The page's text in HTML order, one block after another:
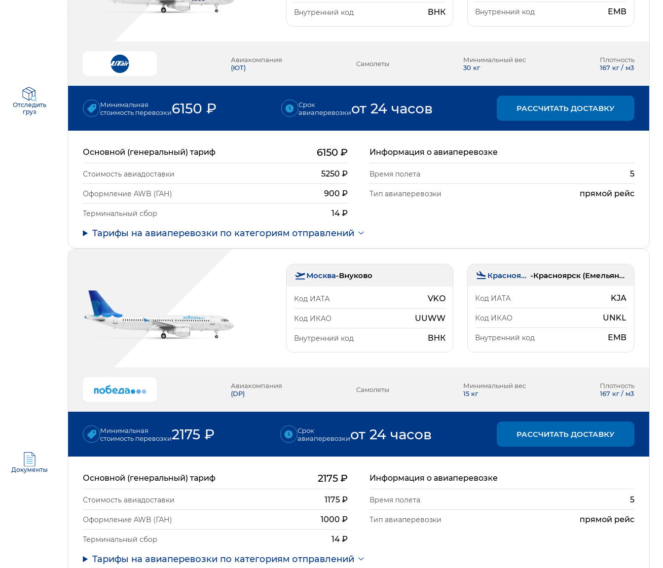
Отследить
груз
Документы
Внутренний код ВНК Внутренний код ЕМВ
Авиакомпания
(ЮТ) Самолеты
Минимальный вес
30 кг
Плотность
167 кг / м3
Минимальная
стоимость перевозки6150 ₽
Срок
авиаперевозкиот 24 часов РАССЧИТАТЬ ДОСТАВКУ
Основной (генеральный) тариф 6150₽
Стоимость авиадоставки 5250 ₽
Оформление AWB (ГАН) 900 ₽
Терминальный сбор 14₽
Информация о авиаперевозке
Время полета 5
Тип авиаперевозки прямой рейс
Тарифы на авиаперевозки по категориям отправлений
Москва-Внуково
Код ИАТА VKO
Код ИКАО UUWW
Внутренний код ВНК
Красноярск - Красноярск (Емельяново)
Код ИАТА KJA
Код ИКАО UNKL
Внутренний код ЕМВ
Авиакомпания
(DP) Самолеты
Минимальный вес
15 кг
Плотность
167 кг / м3
Минимальная
стоимость перевозки2175 ₽
Срок
авиаперевозкиот 24 часов РАССЧИТАТЬ ДОСТАВКУ
Основной (генеральный) тариф 2175₽
Стоимость авиадоставки 1175₽
Оформление AWB (ГАН) 1000 ₽
Терминальный сбор 14₽
Информация о авиаперевозке
Время полета 5
Тип авиаперевозки прямой рейс
Тарифы на авиаперевозки по категориям отправлений